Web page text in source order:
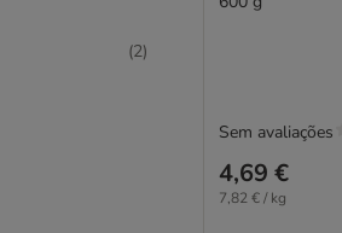
(2)
4,69 €
7,82 € / kg
Sem avaliações